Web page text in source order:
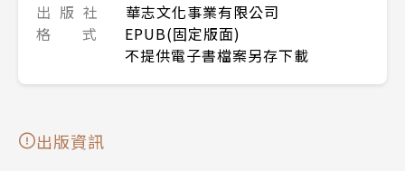
出 版 社
華志文化事業有限公司
格 式
EPUB(固定版面)
不提供電子書檔案另存下載
出版資訊